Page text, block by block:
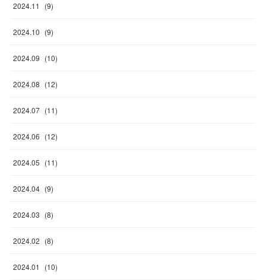
2024.11 (9)
2024.10 (9)
2024.09 (10)
2024.08 (12)
2024.07 (11)
2024.06 (12)
2024.05 (11)
2024.04 (9)
2024.03 (8)
2024.02 (8)
2024.01 (10)